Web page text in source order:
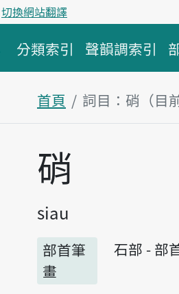
切換網站翻譯
分類索引 聲韻調索引
首頁 詞目：硝（目
主內容區塊
硝
siau
部首筆
畫
石部 - 部